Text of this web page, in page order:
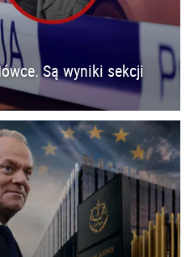
Są wyniki sekcji